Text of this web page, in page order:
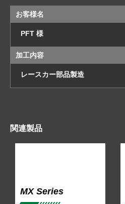
お客様名
PFT 様
加工内容
レースカー部品製造
関連製品
MX Series